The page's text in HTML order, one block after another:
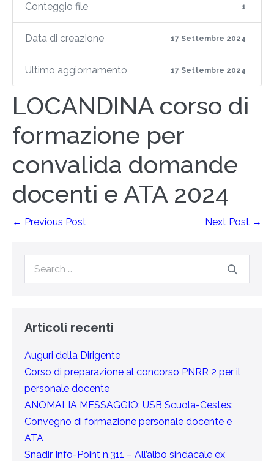
Conteggio file 1
Data di creazione 17 Settembre 2024
Ultimo aggiornamento 17 Settembre 2024
LOCANDINA corso di
formazione per
convalida domande
docenti e ATA 2024
← Previous Post Next Post →
Articoli recenti
Auguri della Dirigente
Corso di preparazione al concorso PNRR 2 per il
personale docente
ANOMALIA MESSAGGIO: USB Scuola-Cestes:
Convegno di formazione personale docente e
ATA
Snadir Info-Point n.311 – All’albo sindacale ex